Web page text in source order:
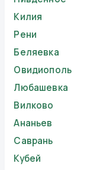
Килия
Рени
Беляевка
Овидиополь
Любашевка
Вилково
Ананьев
Саврань
Кубей